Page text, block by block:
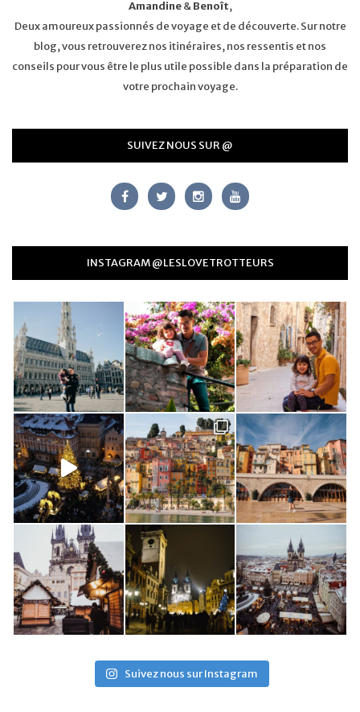
Amandine&Benoît,
Deux amoureux passionnés de voyage et de découverte. Sur notre
blog, vous retrouverez nos itinéraires, nos ressentis et nos
conseils pour vous être le plus utile possible dans la préparation de
votre prochain voyage.
SUIVEZ NOUS SUR @
INSTAGRAM @LESLOVETROTTEURS
Suivez nous sur Instagram